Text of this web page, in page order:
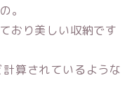
。
おり美しい収納です
算されているような